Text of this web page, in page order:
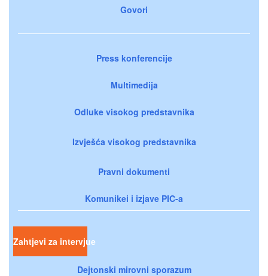
Govori
Press konferencije
Multimedija
Odluke visokog predstavnika
Izvješća visokog predstavnika
Pravni dokumenti
Komunikei i izjave PIC-a
Zahtjevi za intervjue
Dejtonski mirovni sporazum